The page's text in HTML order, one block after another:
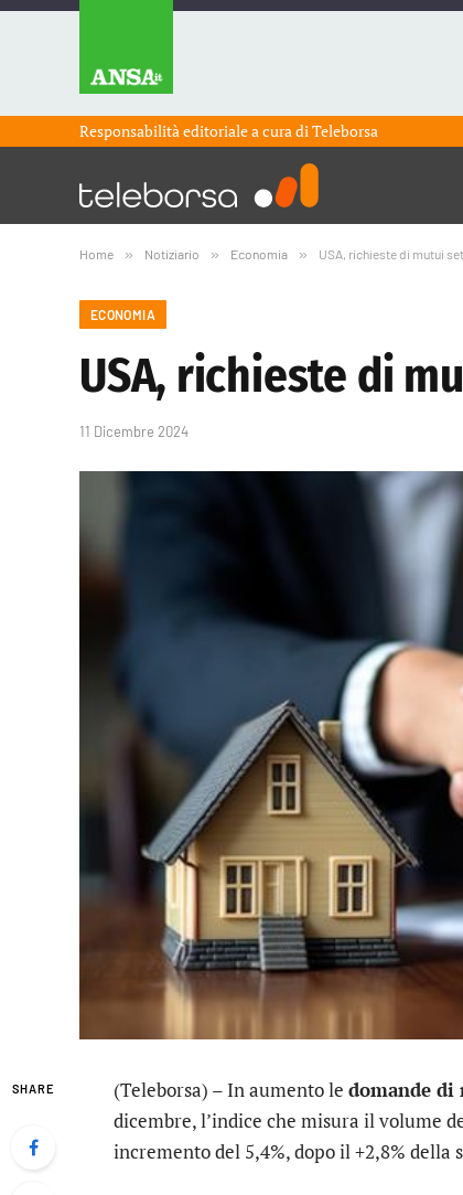
Responsabilità editoriale a cura diTeleborsa
Home » Notiziario » Economia » USA, richieste di mutui
ECONOMIA
USA, richieste di
11 Dicembre 2024
SHARE (Teleborsa) – In aumento le domande
dicembre, l’indice che misura il volume
incremento del 5,4%, dopo il +2,8% della